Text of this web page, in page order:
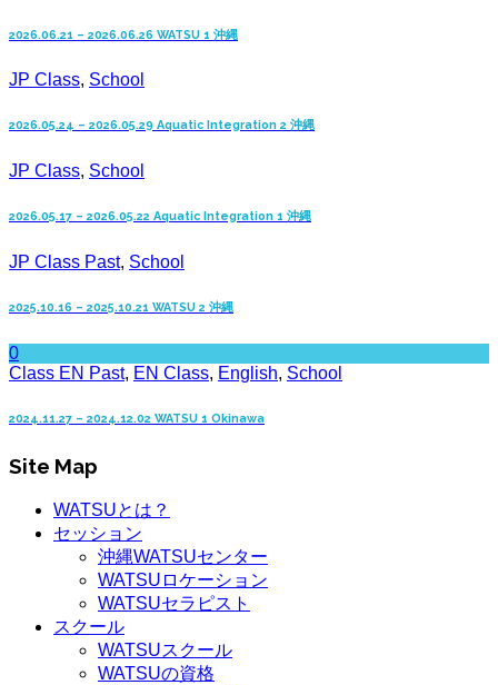
2026.06.21 – 2026.06.26 WATSU 1 沖縄
JP Class, School
2026.05.24 – 2026.05.29 Aquatic Integration 2 沖縄
JP Class, School
2026.05.17 – 2026.05.22 Aquatic Integration 1 沖縄
JP Class Past, School
2025.10.16 – 2025.10.21 WATSU 2 沖縄
0
Class EN Past, EN Class, English, School
2024.11.27 – 2024.12.02 WATSU 1 Okinawa
Site Map
WATSUとは？
セッション
沖縄WATSUセンター
WATSUロケーション
WATSUセラピスト
スクール
WATSUスクール
WATSUの資格